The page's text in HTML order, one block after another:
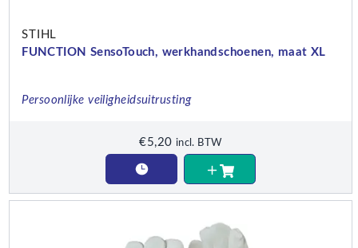
STIHL
FUNCTION SensoTouch, werkhandschoenen, maat XL
Persoonlijke veiligheidsuitrusting
€5,20 incl. BTW